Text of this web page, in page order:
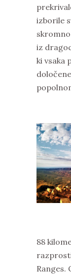
izborile
iz
ki vsaka
88
Ranges.